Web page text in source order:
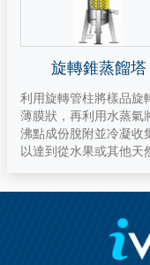
旋轉錐蒸餾塔
利用旋轉管柱將樣品旋
薄膜狀，再利用水蒸氣
沸點成份脫附並冷凝收
以達到從水果或其他天
中香精提取及咖啡、茶
芳香物質的提取。 並
於從酒類中提取酒精，